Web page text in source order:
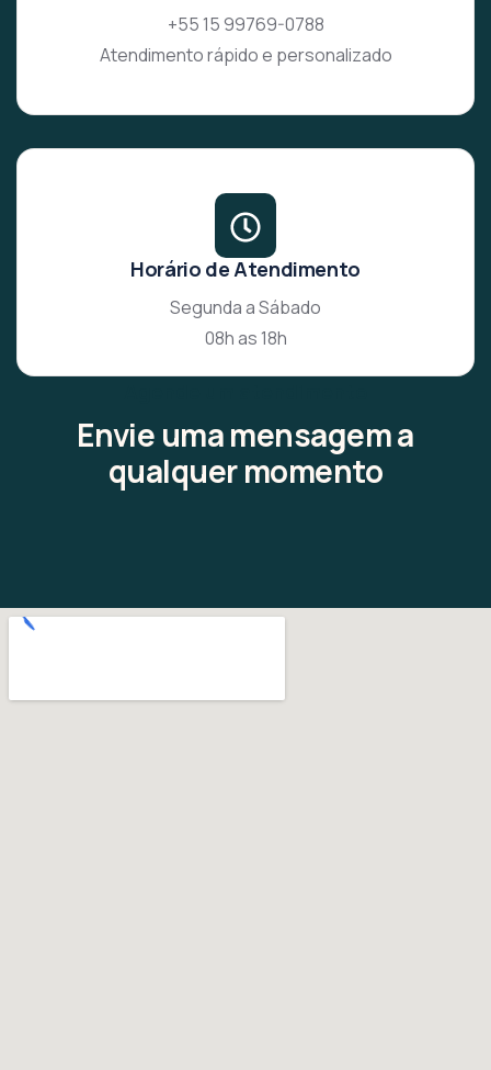
+55 15 99769-0788
Atendimento rápido e personalizado
Horário de Atendimento
Segunda a Sábado
08h as 18h
Envie uma mensagem a
qualquer momento